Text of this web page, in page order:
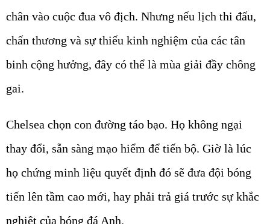
chân vào cuộc đua vô địch. Nhưng nếu lịch thi đấu,
chấn thương và sự thiếu kinh nghiệm của các tân
binh cộng hưởng, đây có thể là mùa giải đầy chông
gai.
Chelsea chọn con đường táo bạo. Họ không ngại
thay đổi, sẵn sàng mạo hiểm để tiến bộ. Giờ là lúc
họ chứng minh liệu quyết định đó sẽ đưa đội bóng
tiến lên tầm cao mới, hay phải trả giá trước sự khắc
nghiệt của bóng đá Anh.